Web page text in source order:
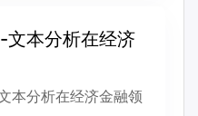
本分析在经济
本分析在经济金融领